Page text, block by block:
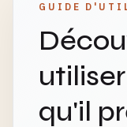
GUIDE
qu'il